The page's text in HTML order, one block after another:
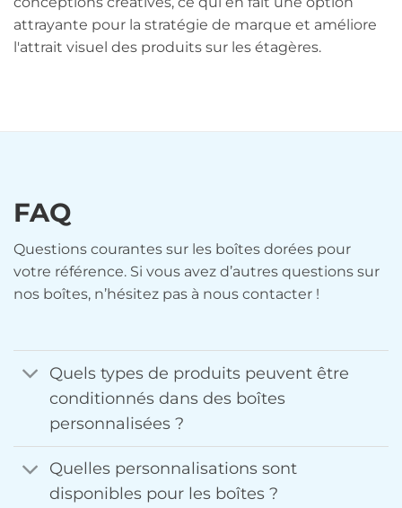
attrayante pour la stratégie de marque et améliore
l'attrait visuel des produits sur les étagères.
FAQ
Questions courantes sur les boîtes dorées pour
votre référence. Si vous avez d’autres questions sur
nos boîtes, n’hésitez pas à nous contacter !
Quels types de produits peuvent être
conditionnés dans des boîtes
personnalisées ?
Quelles personnalisations sont
disponibles pour les boîtes ?